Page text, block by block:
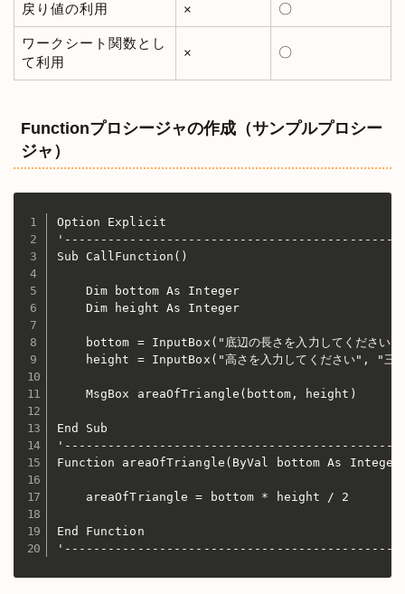
戻り値の利用 × 〇
ワークシート関数とし
て利用
× 〇
Functionプロシージャの作成（サンプルプロシー
ジャ）
Option Explicit
Sub CallFunction()
    Dim bottom As Integer
    Dim height As Integer
bottom = InputBox("底辺の長さを入力してください",
height = InputBox("高さを入力してください", "三角
    MsgBox areaOfTriangle(bottom, height)
End Sub
Function areaOfTriangle(ByVal bottom As
    areaOfTriangle = bottom * height / 2
End Function